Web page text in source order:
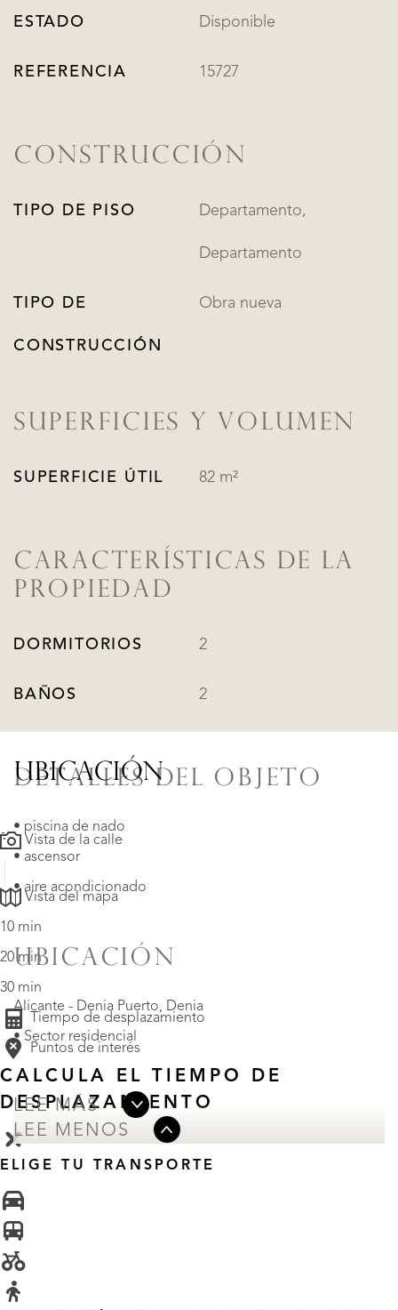
ESTADO Disponible
REFERENCIA 15727
CONSTRUCCIÓN
TIPO DE PISO Departamento,
Departamento
TIPO DE
CONSTRUCCIÓN
Obra nueva
SUPERFICIES Y VOLUMEN
SUPERFICIE ÚTIL 82 m²
CARACTERÍSTICAS DE LA
PROPIEDAD
DORMITORIOS 2
BAÑOS 2
DETALLES DEL OBJETO
• piscina de nado
• ascensor
• aire acondicionado
UBICACIÓN
Alicante - Denia Puerto, Denia
• Sector residencial
LEE MÁS
LEE MENOS
UBICACIÓN
Vista de la calle
Vista del mapa
10 min
20 min
30 min
Tiempo de desplazamiento
Puntos de interés
CALCULA EL TIEMPO DE
DESPLAZAMIENTO
ELIGE TU TRANSPORTE